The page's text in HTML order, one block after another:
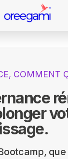
COMMENT